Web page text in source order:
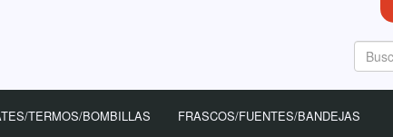
TERMOS/BOMBILLAS
FRASCOS/FUENTES/BANDEJAS